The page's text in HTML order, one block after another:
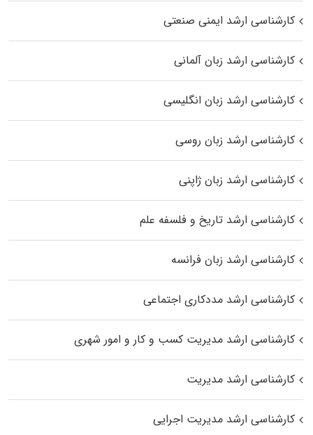
کارشناسی ارشد ایمنی صنعتی
کارشناسی ارشد زبان آلمانی
کارشناسی ارشد زبان انگلیسی
کارشناسی ارشد زبان روسی
کارشناسی ارشد زبان ژاپنی
کارشناسی ارشد تاریخ و فلسفه علم
کارشناسی ارشد زبان فرانسه
کارشناسی ارشد مددکاری اجتماعی
کارشناسی ارشد مدیریت کسب و کار و امور شهری
کارشناسی ارشد مدیریت
کارشناسی ارشد مدیریت اجرایی